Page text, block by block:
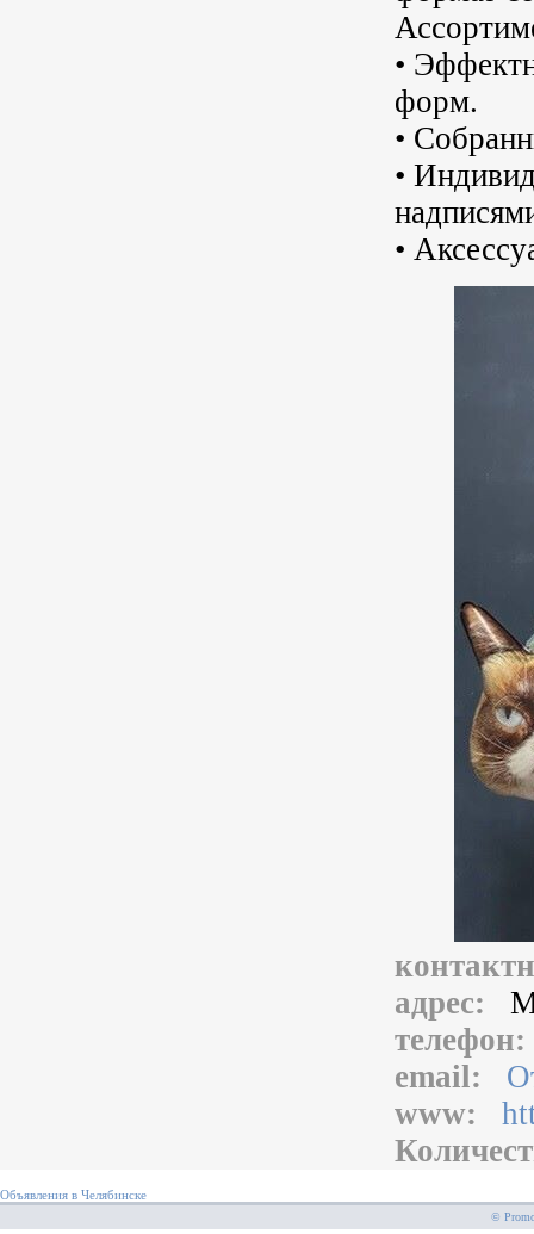
•
форм.
•
•
•
адрес:
email:
www:
Объявления в Челябинске
©